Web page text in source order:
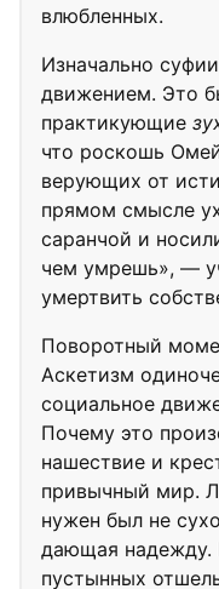
влюбленных.
Изначально
движением. Это
практикующие
что роскошь
верующих от
прямом смысле
саранчой и
чем умрешь», —
умертвить
Поворотный
Аскетизм
социальное
Почему это
нашествие и
привычный мир.
нужен был не
дающая надежду.
пустынных